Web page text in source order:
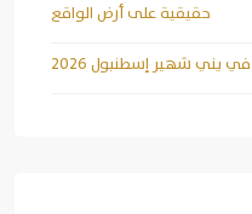
حقيقية على أرض الواقع
يني شهير إسطنبول 2026